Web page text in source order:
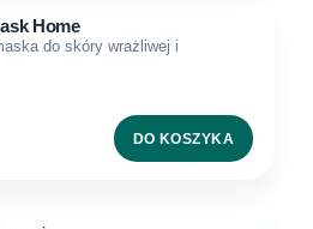
Home
do skóry wrażliwej i
DO KOSZYKA